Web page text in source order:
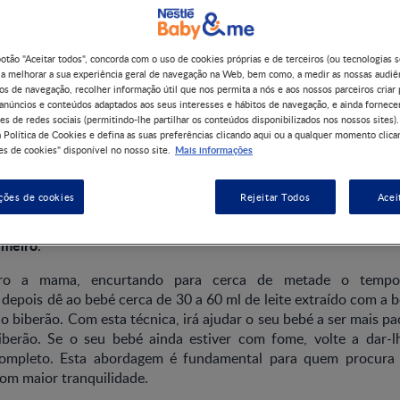
biberão que imitam a experiência da amamentação.
de algumas tetinas podem criar um fluxo e um
mama.
de biberão em silicone suave com uma base mais
ideal, está a facilitar o processo de como dar biberão a
.
a mama, encurtando para cerca de metade o
dê ao bebé cerca de 30 a 60 ml de leite extraído com a
biberão. Com esta técnica, irá ajudar o seu bebé a ser mais
Se o seu bebé ainda estiver com fome, volte a dar-
Esta abordagem é fundamental para quem
maior tranquilidade.
"Aceitar todos", concorda com o uso de cookies próprias e de terceiros (ou tecnologias
melhorar a sua experiência geral de navegação na Web, bem como, a medir as nossas
de navegação, recolher informação útil que nos permita a nós e aos nossos parceiros criar
e conteúdos adaptados aos seus interesses e hábitos de navegação, e ainda
de redes sociais (permitindo-lhe partilhar os conteúdos disponibilizados nos nossos sites).
Política de Cookies e defina as suas preferências clicando aqui ou a qualquer momento
de cookies" disponível no nosso site. Mais informações
Rejeitar Todos
de cookies